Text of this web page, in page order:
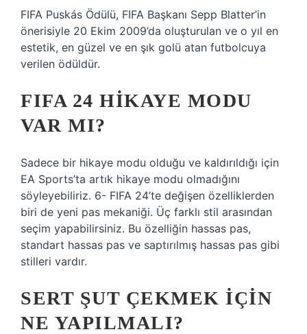
FIFA Puskás Ödülü, FIFA Başkanı Sepp Blatter’in
önerisiyle 20 Ekim 2009’da oluşturulan ve o yıl en
estetik, en güzel ve en şık golü atan futbolcuya
verilen ödüldür.
FIFA 24 HIKAYE MODU
VAR MI?
Sadece bir hikaye modu olduğu ve kaldırıldığı için
EA Sports’ta artık hikaye modu olmadığını
söyleyebiliriz. 6- FIFA 24’te değişen özelliklerden
biri de yeni pas mekaniği. Üç farklı stil arasından
seçim yapabilirsiniz. Bu özelliğin hassas pas,
standart hassas pas ve saptırılmış hassas pas gibi
stilleri vardır.
SERT ŞUT ÇEKMEK IÇIN
NE YAPILMALI?